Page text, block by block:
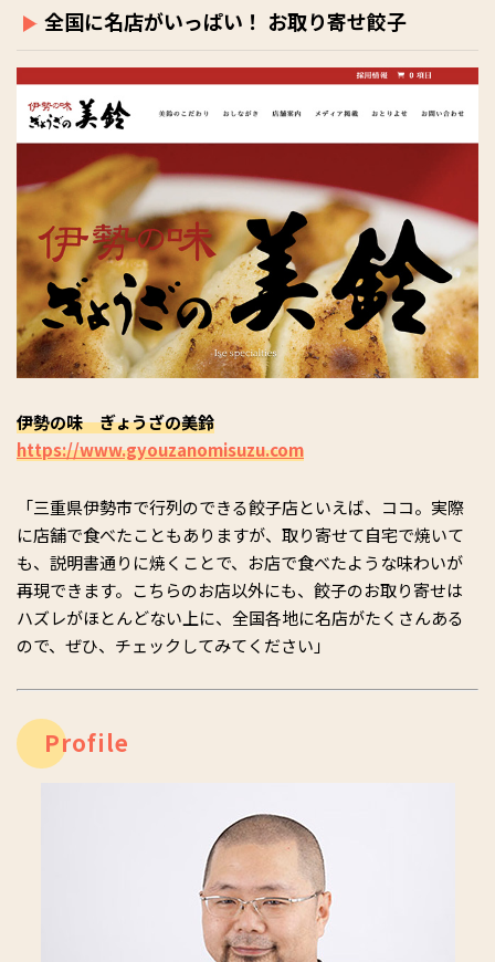
全国に名店がいっぱい！ お取り寄せ餃子
伊勢の味 ぎょうざの美鈴
https://www.gyouzanomisuzu.com
「三重県伊勢市で行列のできる餃子店といえば、ココ。実際
に店舗で食べたこともありますが、取り寄せて自宅で焼いて
も、説明書通りに焼くことで、お店で食べたような味わいが
再現できます。こちらのお店以外にも、餃子のお取り寄せは
ハズレがほとんどない上に、全国各地に名店がたくさんある
ので、ぜひ、チェックしてみてください」
Profile